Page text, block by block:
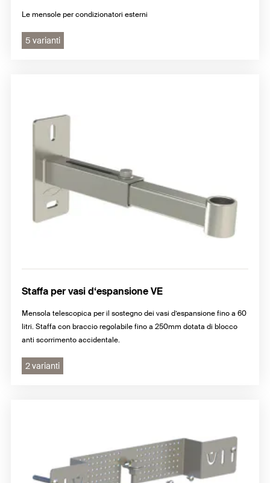
Le mensole per condizionatori esterni
5 varianti
Staffa per vasi d‘espansione VE
Mensola telescopica per il sostegno dei vasi d’espansione fino a 60
litri. Staffa con braccio regolabile fino a 250mm dotata di blocco
anti scorrimento accidentale.
2 varianti